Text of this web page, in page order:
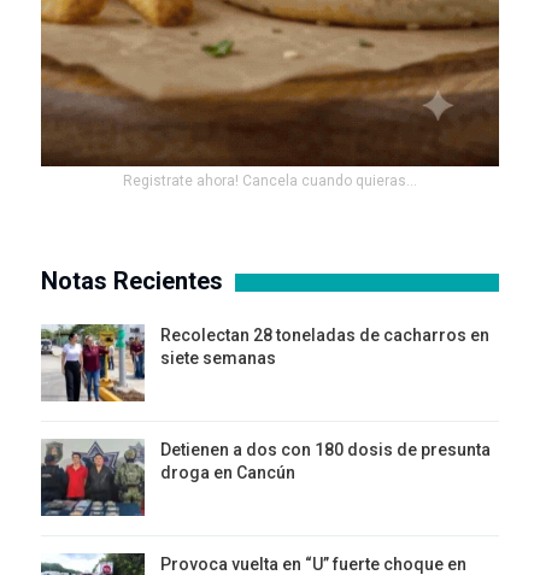
Registrate ahora! Cancela cuando quieras...
Notas Recientes
Recolectan 28 toneladas de cacharros en
siete semanas
Detienen a dos con 180 dosis de presunta
droga en Cancún
Provoca vuelta en “U” fuerte choque en